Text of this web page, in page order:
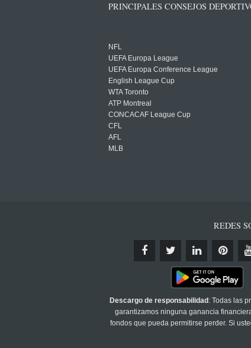
PRINCIPALES CONSEJOS
NFL
UEFA Europa League
UEFA Europa Conference League
English League Cup
WTA Toronto
ATP Montreal
CONCACAF League Cup
CFL
AFL
MLB
REDES
Descargo de responsabilidad : Todas las
garantizamos ninguna ganancia
fondos que pueda permitirse perder. Si